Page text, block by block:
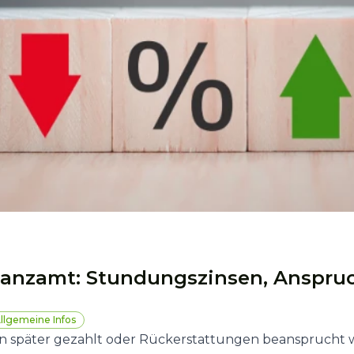
Stundungszinsen,
Infos
später gezahlt oder Rückerstattungen beansprucht